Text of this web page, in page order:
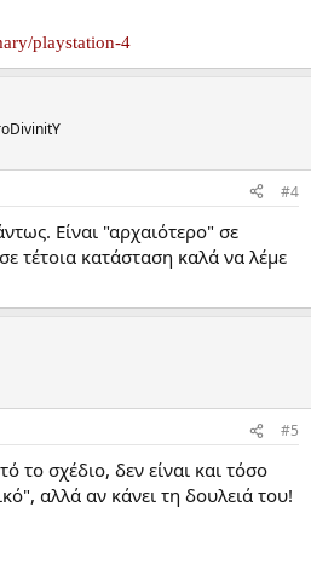
playstation-4
#4
Είναι "αρχαιότερο" σε
τέτοια κατάσταση καλά να λέμε
#5
το σχέδιο, δεν είναι και τόσο
αλλά αν κάνει τη δουλειά του!